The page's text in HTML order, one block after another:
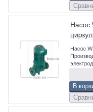
Насос
Насос
В